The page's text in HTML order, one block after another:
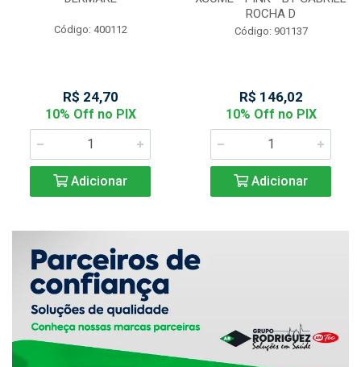
Código: 400112
R$ 24,70
10% Off no PIX
Adicionar
ROCHA D
Código: 901137
R$ 146,02
10% Off no PIX
Adicionar